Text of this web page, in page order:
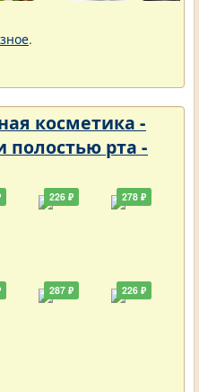
.
косметика -
полостью рта -
226 ₽
287 ₽
278 ₽
226 ₽